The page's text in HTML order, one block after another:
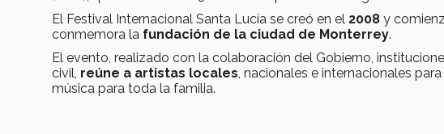
El Festival Internacional Santa Lucía se creó en el 2008 y
conmemora la fundación de la ciudad de Monterrey.
El evento, realizado con la colaboración del Gobierno,
civil, reúne a artistas locales , nacionales e internacionales
música para toda la familia.